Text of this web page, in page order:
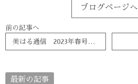
ブログページへ
前の記事へ
美はる通信 2023年春号 NO.13
最新の記事